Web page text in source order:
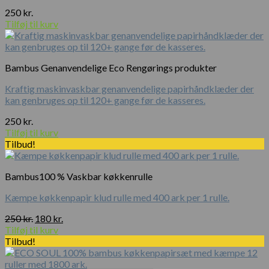
250 kr.
Tilføj til kurv
Bambus Genanvendelige Eco Rengørings produkter
Kraftig maskinvaskbar genanvendelige papirhåndklæder der
kan genbruges op til 120+ gange før de kasseres.
250 kr.
Tilføj til kurv
Tilbud!
Bambus100 % Vaskbar køkkenrulle
Kæmpe køkkenpapir klud rulle med 400 ark per 1 rulle.
250kr. Den
oprindelige
pris
var:
250 kr..
180 kr.
er:
180 kr..
Tilføj til kurv
Tilbud!